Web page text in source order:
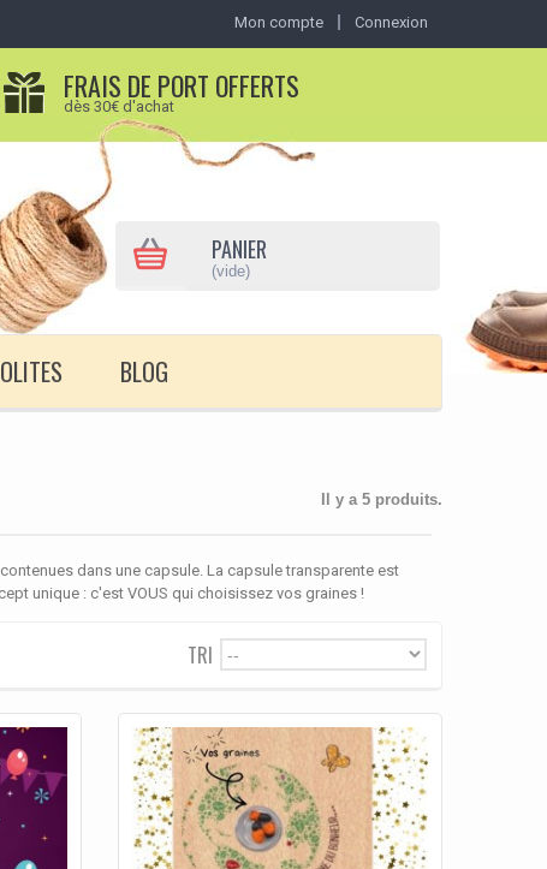
Mon compte Connexion
FRAIS DE PORT OFFERTS
dès 30€ d'achat
PANIER
(vide)
BLOG
Il y a 5 produits.
dans une capsule. La capsule transparente est
unique : c'est VOUS qui choisissez vos graines !
TRI --